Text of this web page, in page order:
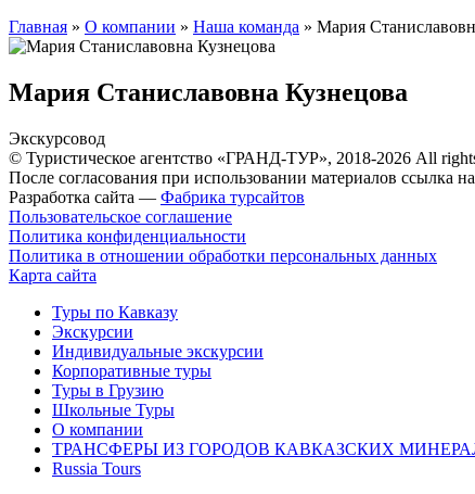
Главная » О компании » Наша команда » Мария
Мария Станиславовна Кузнецова
Экскурсовод
© Туристическое агентство «ГРАНД-ТУР», 2018-2026 All rights
После согласования при использовании материалов ссылка на
Разработка сайта — Фабрика турсайтов
Пользовательское соглашение
Политика конфиденциальности
Политика в отношении обработки персональных данных
Карта сайта
Туры по Кавказу
Экскурсии
Индивидуальные экскурсии
Корпоративные туры
Туры в Грузию
Школьные Туры
О компании
ТРАНСФЕРЫ ИЗ ГОРОДОВ КАВКАЗСКИХ
Russia Tours